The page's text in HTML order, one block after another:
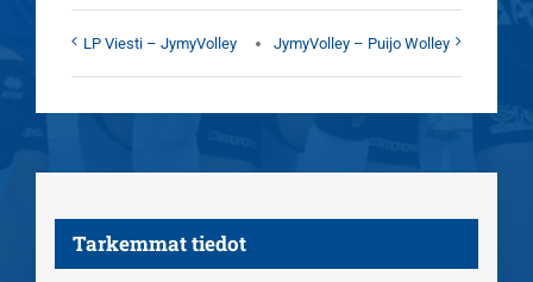
LP Viesti – JymyVolley JymyVolley – Puijo Wolley
Tarkemmat tiedot